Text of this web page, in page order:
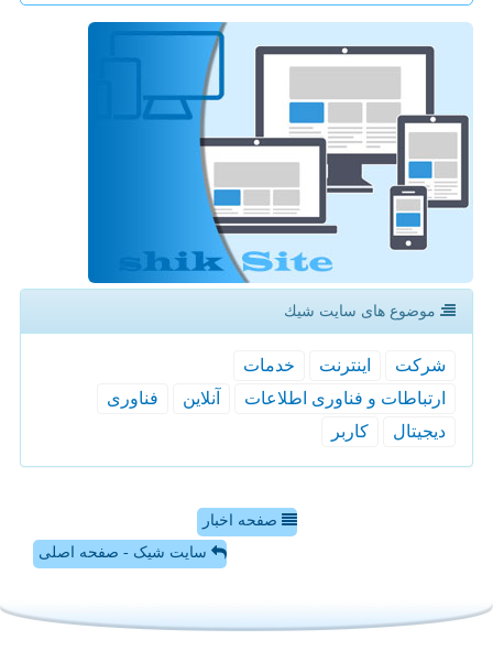
موضوع های سایت شیك
شركت اینترنت
خدمات
ارتباطات و فناوری اطلاعات
آنلاین
فناوری
دیجیتال
كاربر
صفحه اخبار
سایت شیک - صفحه اصلی